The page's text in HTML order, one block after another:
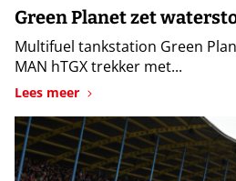
Green Planet zet
Multifuel tankstation Green
MAN hTGX trekker met...
Lees meer